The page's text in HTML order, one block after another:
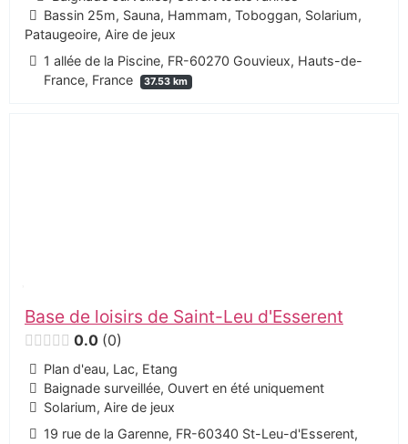
Bassin 25m, Sauna, Hammam, Toboggan, Solarium,
Pataugeoire, Aire de jeux
1 allée de la Piscine, FR-60270 Gouvieux, Hauts-de-
France, France
37.53 km
Base de loisirs de Saint-Leu d'Esserent
0.0 0
Plan d'eau, Lac, Etang
Baignade surveillée, Ouvert en été uniquement
Solarium, Aire de jeux
19 rue de la Garenne, FR-60340 St-Leu-d'Esserent,